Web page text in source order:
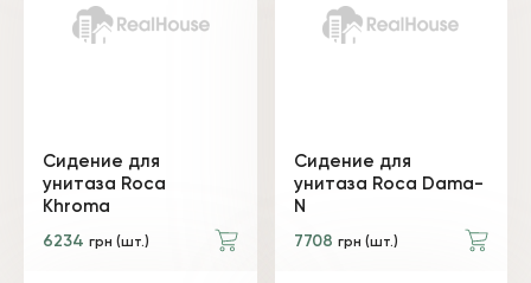
Сидение для
унитаза Roca
Khroma
6234 грн (шт.)
Сидение для
унитаза Roca Dama-
N
7708 грн (шт.)